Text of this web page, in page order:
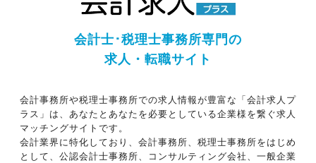
会計士･税理士事務所専門の
求人・転職サイト
会計事務所や税理士事務所での求人情報が豊富な「会計求人プ
ラス」は、あなたとあなたを必要としている企業様を繋ぐ求人
マッチングサイトです。
会計業界に特化しており、会計事務所、税理士事務所をはじめ
として、公認会計士事務所、コンサルティング会社、一般企業